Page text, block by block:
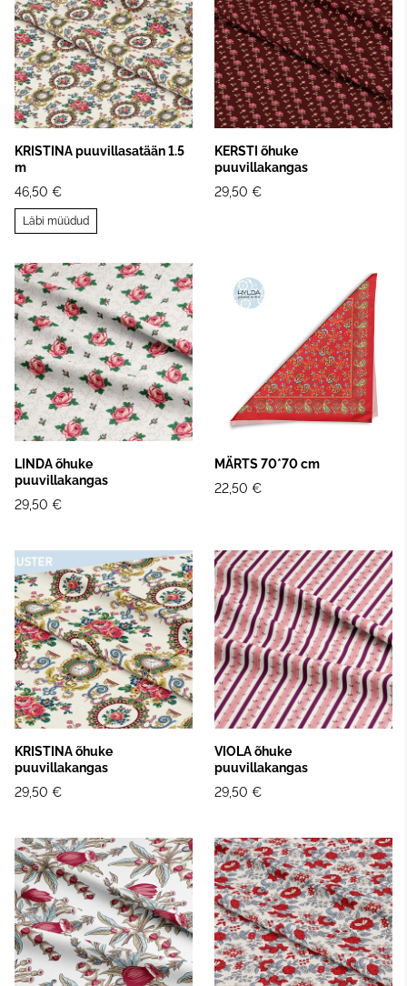
KRISTINA puuvillasatään 1.5
m
46,50 €
Läbi müüdud
KERSTI õhuke
puuvillakangas
29,50 €
LINDA õhuke
puuvillakangas
29,50 €
MÄRTS 70*70 cm
22,50 €
KRISTINA õhuke
puuvillakangas
29,50 €
VIOLA õhuke
puuvillakangas
29,50 €